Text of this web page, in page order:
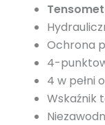
Ochrona
4-
4 w pełni
Wskaźnik